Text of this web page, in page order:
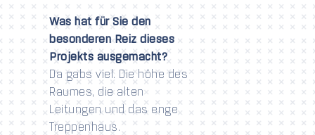
Was hat für Sie den
besonderen Reiz dieses
Projekts ausgemacht?
Da gabs viel. Die höhe des
Raumes, die alten
Leitungen und das enge
Treppenhaus.